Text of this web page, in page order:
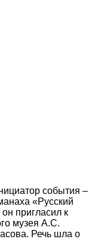
события –
«Русский
пригласил к
музея А.С.
Речь шла о